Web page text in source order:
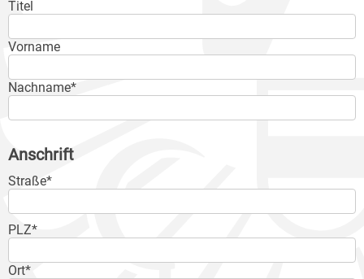
Titel
Vorname
Nachname*
Anschrift
Straße*
PLZ*
Ort*